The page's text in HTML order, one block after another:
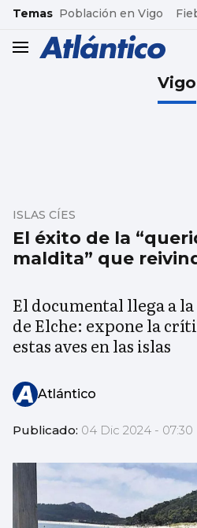
common.go-to-content
Temas Población en Vigo
header.menu.open
Vigo
El éxito de la
maldita” que
ISLAS CÍES
El documental llega a
de Elche: expone la
estas aves en las islas
Atlántico
Publicado: 04 Dic 2024 - 07:30